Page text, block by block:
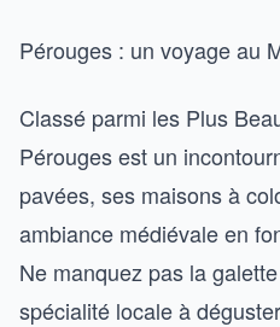
Pérouges : un voyage au
Classé parmi les Plus
Pérouges est un
pavées, ses maisons à
ambiance médiévale en
Ne manquez pas la
spécialité locale à